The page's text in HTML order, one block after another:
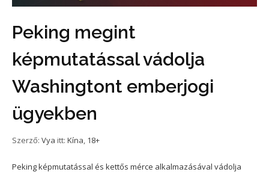
Peking megint
képmutatással vádolja
Washingtont emberjogi
ügyekben
Szerző: Vya itt: Kína, 18+
Peking képmutatással és kettős mérce alkalmazásával vádolja